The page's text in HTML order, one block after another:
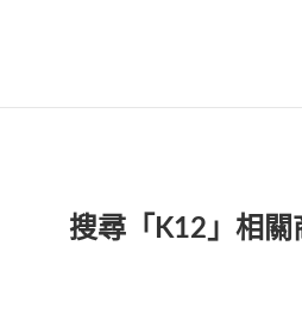
搜尋「K12」相關